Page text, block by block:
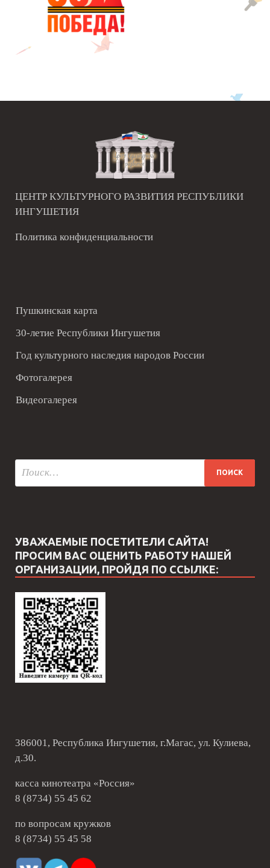
ЦЕНТР КУЛЬТУРНОГО РАЗВИТИЯ РЕСПУБЛИКИ
ИНГУШЕТИЯ
Политика конфиденциальности
Пушкинская карта
30-летие Республики Ингушетия
Год культурного наследия народов России
Фотогалерея
Видеогалерея
УВАЖАЕМЫЕ ПОСЕТИТЕЛИ САЙТА!
ПРОСИМ ВАС ОЦЕНИТЬ РАБОТУ НАШЕЙ
ОРГАНИЗАЦИИ, ПРОЙДЯ ПО ССЫЛКЕ:
386001, Республика Ингушетия, г.Магас, ул. Кулиева,
д.30.
касса кинотеатра «Россия»
8 (8734) 55 45 62
по вопросам кружков
8 (8734) 55 45 58